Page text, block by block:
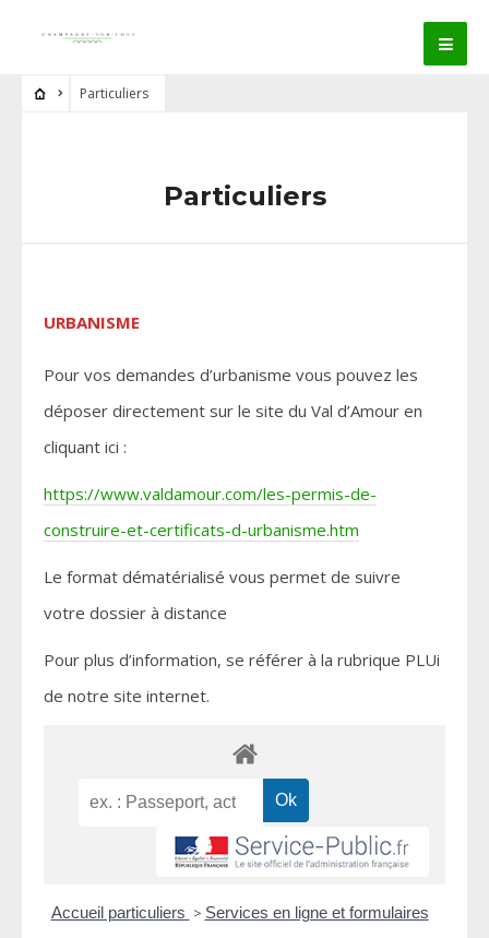
Particuliers
Particuliers
URBANISME
Pour vos demandes d’urbanisme vous pouvez les
déposer directement sur le site du Val d’Amour en
cliquant ici :
https://www.valdamour.com/les-permis-de-
construire-et-certificats-d-urbanisme.htm
Le format dématérialisé vous permet de suivre
votre dossier à distance
Pour plus d’information, se référer à la rubrique PLUi
de notre site internet.
Accueil particuliers > Services en ligne et formulaires